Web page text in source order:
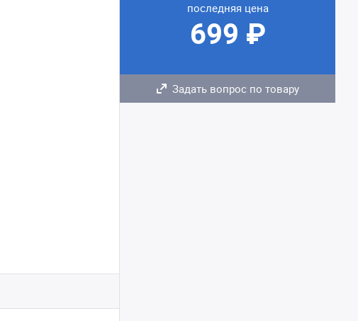
последняя цена
699 ₽
Задать вопрос по товару